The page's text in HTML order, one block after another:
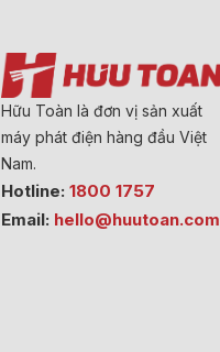
Hữu Toàn là đơn vị sản xuất
máy phát điện hàng đầu Việt
Nam.
Hotline: 1800 1757
Email: hello@huutoan.com